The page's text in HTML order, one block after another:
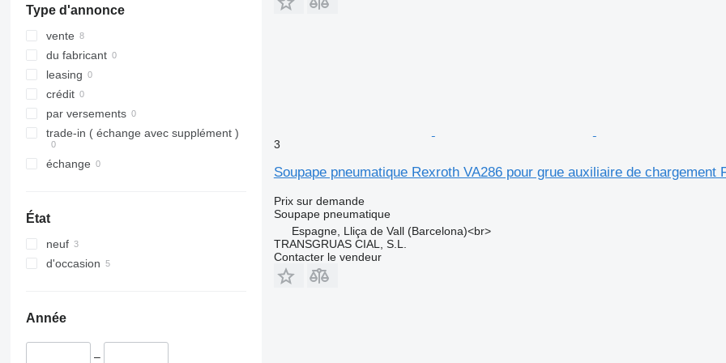
Type d'annonce
vente
du fabricant
leasing
crédit
par versements
trade-in ( échange avec supplément )
échange
État
neuf
d'occasion
Année
–
3
Soupape pneumatique Rexroth VA286 pour grue auxiliaire de chargement
Prix sur demande
Soupape pneumatique
Espagne, Lliça de Vall (Barcelona)<br>
TRANSGRUAS CIAL, S.L.
Contacter le vendeur